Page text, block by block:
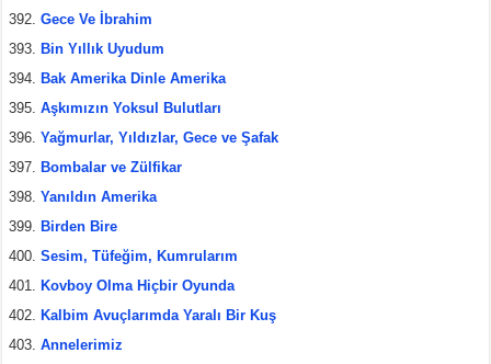
Gece Ve İbrahim
Bin Yıllık Uyudum
Bak Amerika Dinle Amerika
Aşkımızın Yoksul Bulutları
Yağmurlar, Yıldızlar, Gece ve Şafak
Bombalar ve Zülfikar
Yanıldın Amerika
Birden Bire
Sesim, Tüfeğim, Kumrularım
Kovboy Olma Hiçbir Oyunda
Kalbim Avuçlarımda Yaralı Bir Kuş
Annelerimiz